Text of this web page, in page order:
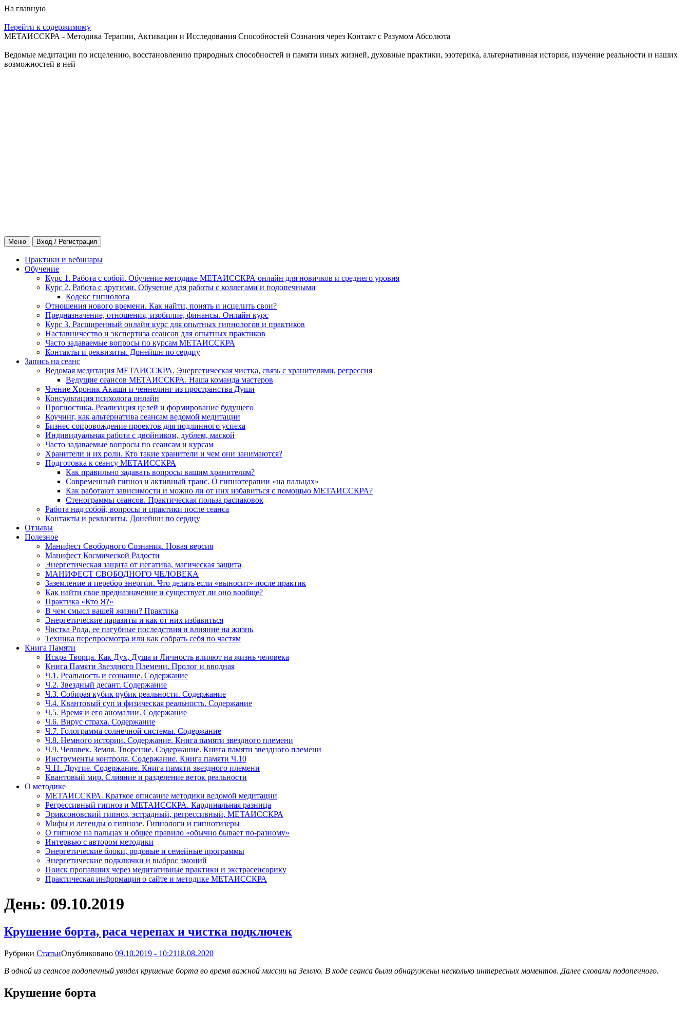
На главную
Перейти к содержимому
МЕТАИССКРА - Методика Терапии, Активации и Исследования Способностей Сознания через Контакт с Разумом Абсолюта
Ведомые медитации по исцелению, восстановлению природных способностей и памяти иных жизней, духовные практики, эзотерика, альтернативная история, изучение реальности и наших
возможностей в ней
Меню Вход / Регистрация
Практики и вебинары
Обучение
Курс 1. Работа с собой. Обучение методике МЕТАИССКРА онлайн для новичков и среднего уровня
Курс 2. Работа с другими. Обучение для работы с коллегами и подопечными
Кодекс гипнолога
Отношения нового времени. Как найти, понять и исцелить свои?
Предназначение, отношения, изобилие, финансы. Онлайн курс
Курс 3. Расширенный онлайн курс для опытных гипнологов и практиков
Наставничество и экспертиза сеансов для опытных практиков
Часто задаваемые вопросы по курсам МЕТАИССКРА
Контакты и реквизиты. Донейшн по сердцу
Запись на сеанс
Ведомая медитация МЕТАИССКРА. Энергетическая чистка, связь с хранителями, регрессия
Ведущие сеансов МЕТАИССКРА. Наша команда мастеров
Чтение Хроник Акаши и ченнелинг из пространства Души
Консультация психолога онлайн
Прогностика. Реализация целей и формирование будущего
Коучинг, как альтернатива сеансам ведомой медитации
Бизнес-сопровождение проектов для подлинного успеха
Индивидуальная работа с двойником, дублем, маской
Часто задаваемые вопросы по сеансам и курсам
Хранители и их роли. Кто такие хранители и чем они занимаются?
Подготовка к сеансу МЕТАИССКРА
Как правильно задавать вопросы вашим хранителям?
Современный гипноз и активный транс. О гипнотерапии «на пальцах»
Как работают зависимости и можно ли от них избавиться с помощью МЕТАИССКРА?
Стенограммы сеансов. Практическая польза распаковок
Работа над собой, вопросы и практики после сеанса
Контакты и реквизиты. Донейшн по сердцу
Отзывы
Полезное
Манифест Свободного Сознания. Новая версия
Манифест Космической Радости
Энергетическая защита от негатива, магическая защита
МАНИФЕСТ СВОБОДНОГО ЧЕЛОВЕКА
Заземление и перебор энергии. Что делать если «выносит» после практик
Как найти свое предназначение и существует ли оно вообще?
Практика «Кто Я?»
В чем смысл вашей жизни? Практика
Энергетические паразиты и как от них избавиться
Чистка Рода, ее пагубные последствия и влияние на жизнь
Техника перепросмотра или как собрать себя по частям
Книга Памяти
Искра Творца. Как Дух, Душа и Личность влияют на жизнь человека
Книга Памяти Звездного Племени. Пролог и вводная
Ч.1. Реальность и сознание. Содержание
Ч.2. Звездный десант. Содержание
Ч.3. Собирая кубик рубик реальности. Содержание
Ч.4. Квантовый суп и физическая реальность. Содержание
Ч.5. Время и его аномалии. Содержание
Ч.6. Вирус страха. Содержание
Ч.7. Голограмма солнечной системы. Содержание
Ч.8. Немного истории. Содержание. Книга памяти звездного племени
Ч.9. Человек. Земля. Творение. Содержание. Книга памяти звездного племени
Инструменты контроля. Содержание. Книга памяти Ч.10
Ч.11. Другие. Содержание. Книга памяти звездного племени
Квантовый мир. Слияние и разделение веток реальности
О методике
МЕТАИССКРА. Краткое описание методики ведомой медитации
Регрессивный гипноз и МЕТАИССКРА. Кардинальная разница
Эриксоновский гипноз, эстрадный, регрессивный, МЕТАИССКРА
Мифы и легенды о гипнозе. Гипнологи и гипнотизеры
О гипнозе на пальцах и общее правило «обычно бывает по-разному»
Интервью с автором методики
Энергетические блоки, родовые и семейные программы
Энергетические подключки и выброс эмоций
Поиск пропавших через медитативные практики и экстрасенсорику
Практическая информация о сайте и методике МЕТАИССКРА
День: 09.10.2019
Крушение борта, раса черепах и чистка подключек
Рубрики СтатьиОпубликовано 09.10.2019 - 10:2118.08.2020
В одной из сеансов подопечный увидел крушение борта во время важной миссии на Землю. В ходе сеанса были обнаружены несколько интересных моментов. Далее словами подопечного.
Крушение борта